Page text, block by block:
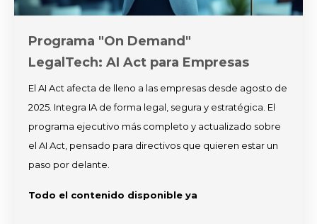
Programa "On Demand"
LegalTech: AI Act para Empresas
El AI Act afecta de lleno a las empresas desde agosto de
2025. Integra IA de forma legal, segura y estratégica. El
programa ejecutivo más completo y actualizado sobre
el AI Act, pensado para directivos que quieren estar un
paso por delante.
Todo el contenido disponible ya